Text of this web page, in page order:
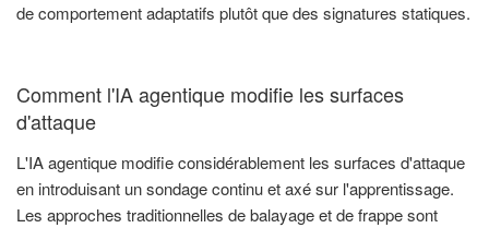
de comportement adaptatifs plutôt que des signatures statiques.
Comment l'IA agentique modifie les surfaces
d'attaque
L'IA agentique modifie considérablement les surfaces d'attaque
en introduisant un sondage continu et axé sur l'apprentissage.
Les approches traditionnelles de balayage et de frappe sont